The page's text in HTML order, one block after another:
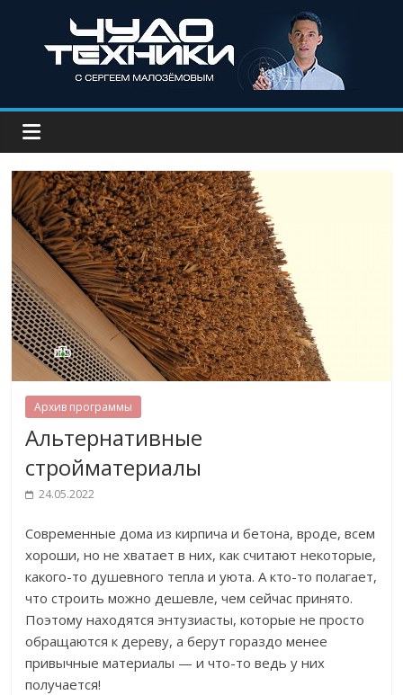
Архив программы
Альтернативные
стройматериалы
24.05.2022
Современные дома из кирпича и бетона, вроде, всем
хороши, но не хватает в них, как считают некоторые,
какого-то душевного тепла и уюта. А кто-то полагает,
что строить можно дешевле, чем сейчас принято.
Поэтому находятся энтузиасты, которые не просто
обращаются к дереву, а берут гораздо менее
привычные материалы — и что-то ведь у них
получается!